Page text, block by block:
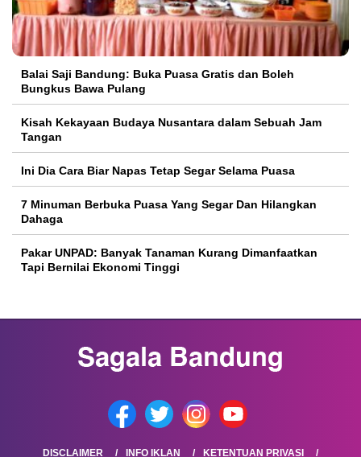
Balai Saji Bandung: Buka Puasa Gratis dan Boleh
Bungkus Bawa Pulang
Kisah Kekayaan Budaya Nusantara dalam Sebuah Jam
Tangan
Ini Dia Cara Biar Napas Tetap Segar Selama Puasa
7 Minuman Berbuka Puasa Yang Segar Dan Hilangkan
Dahaga
Pakar UNPAD: Banyak Tanaman Kurang Dimanfaatkan
Tapi Bernilai Ekonomi Tinggi
DISCLAIMER INFO IKLAN KETENTUAN PRIVASI